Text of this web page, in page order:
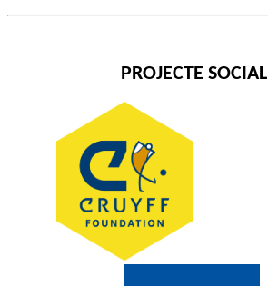
PROJECTE SOCIAL